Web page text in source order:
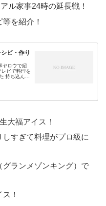
ル家事24時の延長戦！
を紹介！
ピ・作り
ヤロウで紹
ビで料理を
持ち込んだ
大福アイス！
すぎて料理がプロ級に
ランメゾンキング）で
！